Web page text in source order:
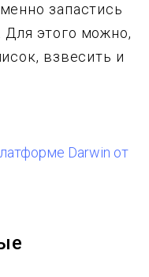
запастись
этого можно,
взвесить и
Darwin от